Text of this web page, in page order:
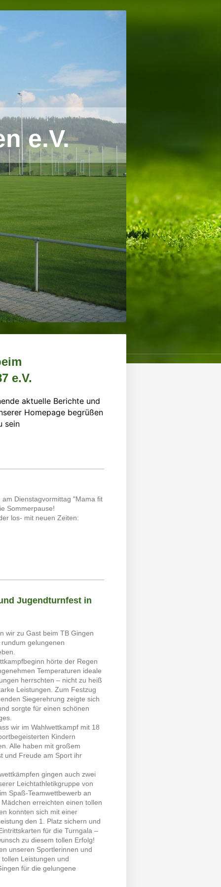
e.V.
e.V.
aktuelle Berichte und
Homepage begrüßen
sein
Dienstagvormittag "Mama fit
Sommerpause!
los- mit neuen Zeiten:
Jugendturnfest in
wir zu Gast beim TB Gingen
gelungenen
hörte der Regen
Temperaturen ideale
herrschten – nicht zu heiß
Leistungen. Zum Festzug
Siegerehrung zeigte sich
sorgte für einen schönen
wir im Wahlwettkampf mit 18
Kindern
Alle haben mit großem
und Freude am Sport ihr
gingen auch zwei
Leichtathletikgruppe von
Spaß-Teamwettbewerb an
erreichten einen tollen
konnten sich mit einer
den 1. Platz sichern und
für die Turngala –
zu diesem tollen Erfolg!
unseren Sportlerinnen und
Leistungen und
für die gelungene